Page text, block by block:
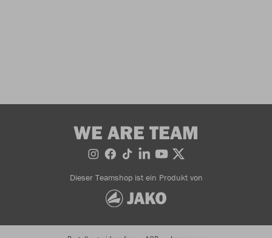
WE ARE TEAM
Dieser Teamshop ist ein Produkt von